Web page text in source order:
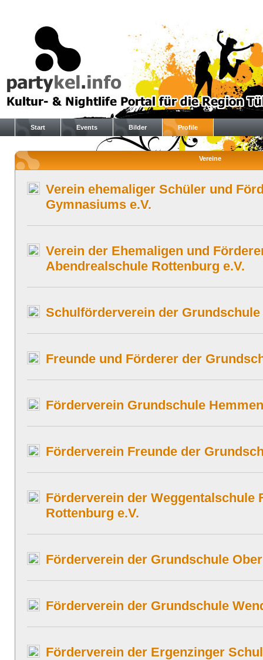
Start Events Bilder Profile
Vereine
Verein ehemaliger Schüler und
Gymnasiums e.V.
Verein der Ehemaligen und
Abendrealschule Rottenburg e.V.
Schulförderverein der Grundschule
Freunde und Förderer der
Förderverein Grundschule
Förderverein Freunde der
Förderverein der Weggentalschule
Rottenburg e.V.
Förderverein der Grundschule
Förderverein der Grundschule
Förderverein der Ergenzinger